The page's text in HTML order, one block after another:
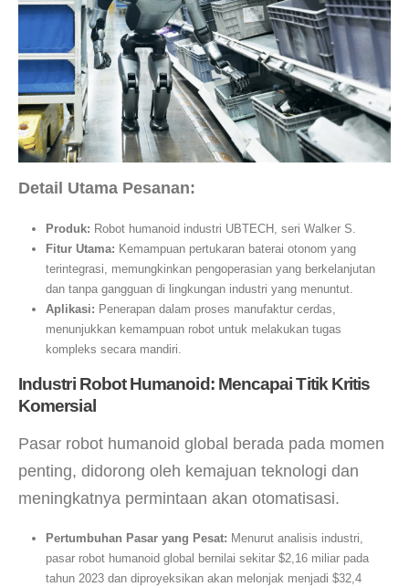
Detail Utama Pesanan:
Produk: Robot humanoid industri UBTECH, seri Walker S.
Fitur Utama: Kemampuan pertukaran baterai otonom yang
terintegrasi, memungkinkan pengoperasian yang berkelanjutan
dan tanpa gangguan di lingkungan industri yang menuntut.
Aplikasi: Penerapan dalam proses manufaktur cerdas,
menunjukkan kemampuan robot untuk melakukan tugas
kompleks secara mandiri.
Industri Robot Humanoid: Mencapai Titik Kritis
Komersial
Pasar robot humanoid global berada pada momen
penting, didorong oleh kemajuan teknologi dan
meningkatnya permintaan akan otomatisasi.
Pertumbuhan Pasar yang Pesat: Menurut analisis industri,
pasar robot humanoid global bernilai sekitar $2,16 miliar pada
tahun 2023 dan diproyeksikan akan melonjak menjadi $32,4